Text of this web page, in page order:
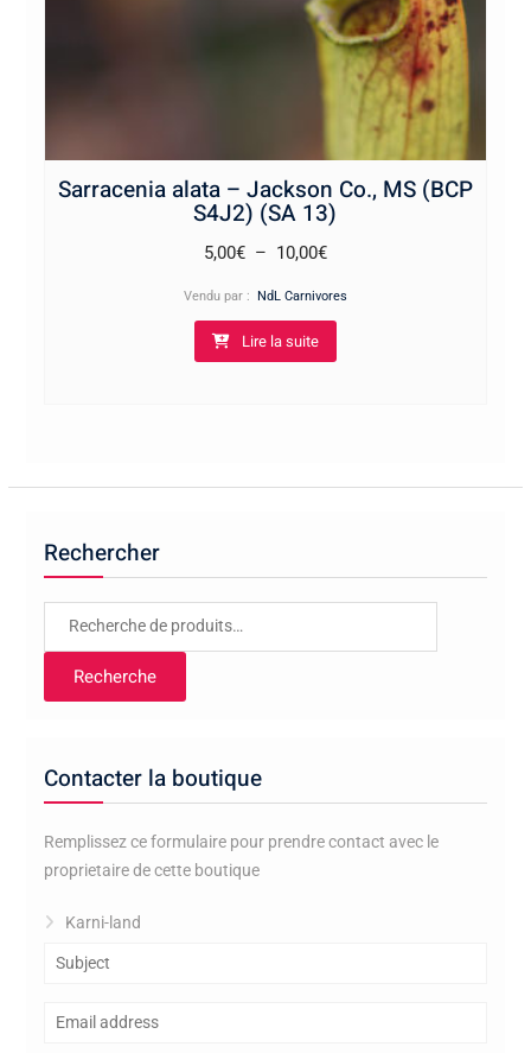
Sarracenia alata – Jackson Co., MS (BCP
S4J2) (SA 13)
5,00€ – 10,00€Plage
Vendu par : NdL Carnivores
Lire la suite
Rechercher
Recherche
Recherche
Contacter la boutique
Remplissez ce formulaire pour prendre contact avec le
proprietaire de cette boutique
Karni-land